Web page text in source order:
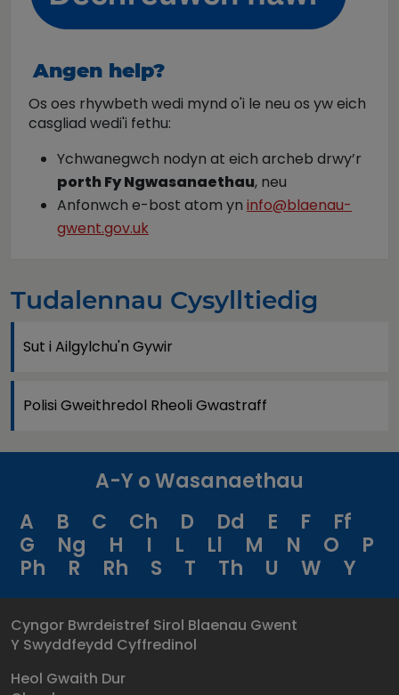
Angen help?
Os oes rhywbeth wedi mynd o'i le neu os yw eich
casgliad wedi'i fethu:
Ychwanegwch nodyn at eich archeb drwy’r
porth Fy Ngwasanaethau, neu
Anfonwch e-bost atom yn info@blaenau-
gwent.gov.uk
Tudalennau Cysylltiedig
Sut i Ailgylchu'n Gywir
Polisi Gweithredol Rheoli Gwastraff
A-Y o Wasanaethau
A
B C Ch D Dd E F
Ff
G
Ng H I L Ll M N O
P
Ph
R Rh S T Th U W Y
Cyngor Bwrdeistref Sirol Blaenau Gwent
Y Swyddfeydd Cyffredinol
Heol Gwaith Dur